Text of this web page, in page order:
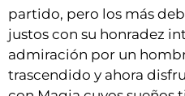
partido, pero los más
justos con su honradez
admiración por un
trascendido y ahora